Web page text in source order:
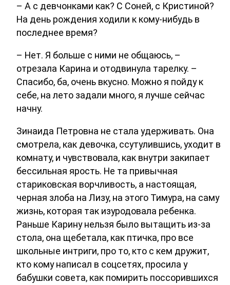
– А с девчонками как? С Соней, с Кристиной?
На день рождения ходили к кому-нибудь в
последнее время?
– Нет. Я больше с ними не общаюсь, –
отрезала Карина и отодвинула тарелку. –
Спасибо, ба, очень вкусно. Можно я пойду к
себе, на лето задали много, я лучше сейчас
начну.
Зинаида Петровна не стала удерживать. Она
смотрела, как девочка, ссутулившись, уходит в
комнату, и чувствовала, как внутри закипает
бессильная ярость. Не та привычная
стариковская ворчливость, а настоящая,
черная злоба на Лизу, на этого Тимура, на саму
жизнь, которая так изуродовала ребенка.
Раньше Карину нельзя было вытащить из-за
стола, она щебетала, как птичка, про все
школьные интриги, про то, кто с кем дружит,
кто кому написал в соцсетях, просила у
бабушки совета, как помирить поссорившихся